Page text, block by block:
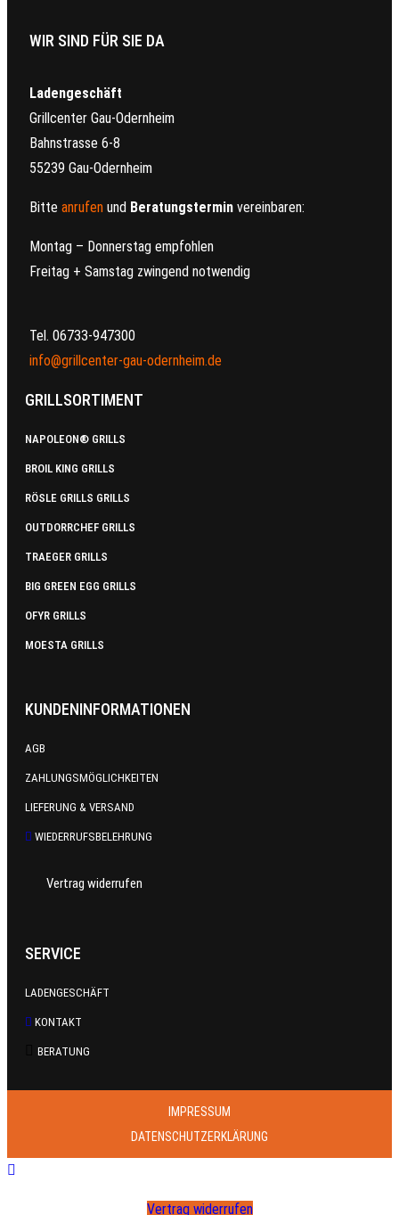
WIR SIND FÜR SIE DA
Ladengeschäft
Grillcenter Gau-Odernheim
Bahnstrasse 6-8
55239 Gau-Odernheim
Bitte anrufen und Beratungstermin vereinbaren:
Montag – Donnerstag empfohlen
Freitag + Samstag zwingend notwendig
Tel. 06733-947300
info@grillcenter-gau-odernheim.de
GRILLSORTIMENT
NAPOLEON® GRILLS
BROIL KING GRILLS
RÖSLE GRILLS GRILLS
OUTDORRCHEF GRILLS
TRAEGER GRILLS
BIG GREEN EGG GRILLS
OFYR GRILLS
MOESTA GRILLS
KUNDENINFORMATIONEN
AGB
ZAHLUNGSMÖGLICHKEITEN
LIEFERUNG & VERSAND
WIEDERRUFSBELEHRUNG
Vertrag widerrufen
SERVICE
LADENGESCHÄFT
KONTAKT
BERATUNG
IMPRESSUM
DATENSCHUTZERKLÄRUNG
Vertrag widerrufen